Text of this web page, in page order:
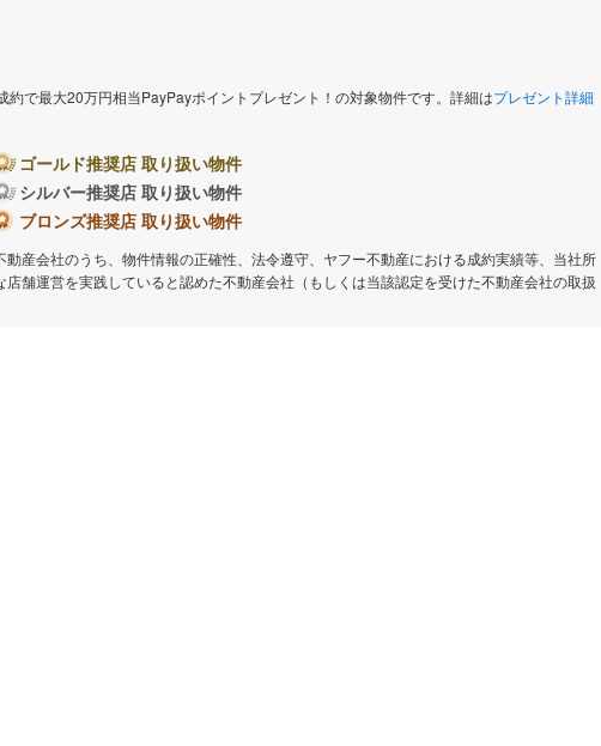
約で最大20万円相当PayPayポイントプレゼント！の対象物件です。詳細はプレゼント詳細
ゴールド推奨店 取り扱い物件
シルバー推奨店 取り扱い物件
ブロンズ推奨店 取り扱い物件
動産会社のうち、物件情報の正確性、法令遵守、ヤフー不動産における成約実績等、当社所
店舗運営を実践していると認めた不動産会社（もしくは当該認定を受けた不動産会社の取扱